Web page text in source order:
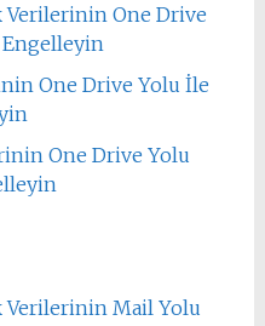
Verilerinin One Drive
Engelleyin
One Drive Yolu İle
One Drive Yolu
Verilerinin Mail Yolu